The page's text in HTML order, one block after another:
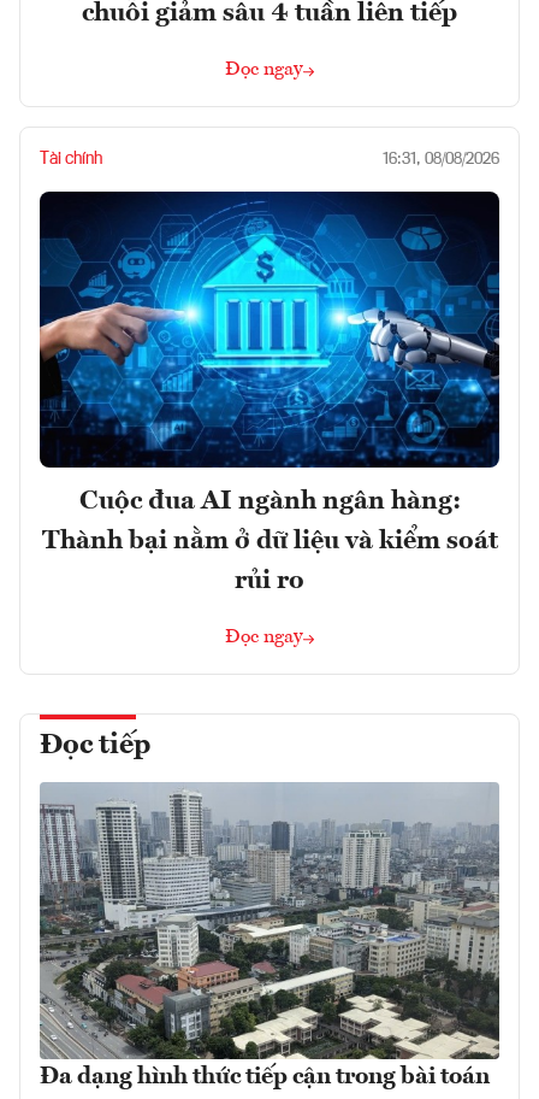
chuỗi giảm sâu 4 tuần liên tiếp
Đọc ngay
Tài chính 16:31, 08/08/2026
Cuộc đua AI ngành ngân hàng:
Thành bại nằm ở dữ liệu và kiểm soát
rủi ro
Đọc ngay
Đọc tiếp
Đa dạng hình thức tiếp cận trong bài toán